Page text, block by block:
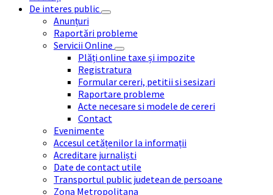
De interes public
Anunțuri
Raportări probleme
Servicii Online
Plăți online taxe și impozite
Registratura
Formular cereri, petitii si sesizari
Raportare probleme
Acte necesare si modele de cereri
Contact
Evenimente
Accesul cetățenilor la informații
Acreditare jurnaliști
Date de contact utile
Transportul public judetean de persoane
Zona Metropolitana